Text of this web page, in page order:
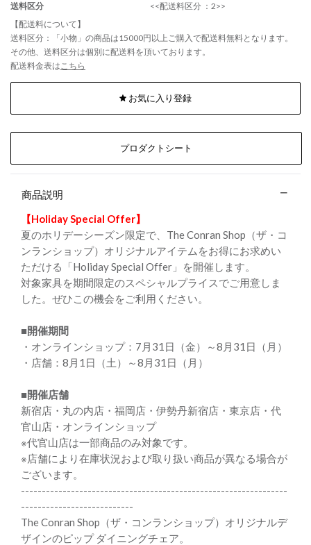
送料区分
<<配送料区分 ：2>>
【配送料について】
送料区分：「小物」の商品は15000円以上ご購入で配送料無料となります。
その他、送料区分は個別に配送料を頂いております。
配送料金表はこちら
お気に入り登録
プロダクトシート
商品説明
【Holiday Special Offer】
夏のホリデーシーズン限定で、The Conran Shop（ザ・コ
ンランショップ）オリジナルアイテムをお得にお求めい
ただける「Holiday Special Offer」を開催します。
対象家具を期間限定のスペシャルプライスでご用意しま
した。ぜひこの機会をご利用ください。
■開催期間
・オンラインショップ：7月31日（金）～8月31日（月）
・店舗：8月1日（土）～8月31日（月）
■開催店舗
新宿店・丸の内店・福岡店・伊勢丹新宿店・東京店・代
官山店・オンラインショップ
※代官山店は一部商品のみ対象です。
※店舗により在庫状況および取り扱い商品が異なる場合が
ございます。
----------------------------------------------------------------
---------------------------
The Conran Shop（ザ・コンランショップ）オリジナルデ
ザインのピップ ダイニングチェア。